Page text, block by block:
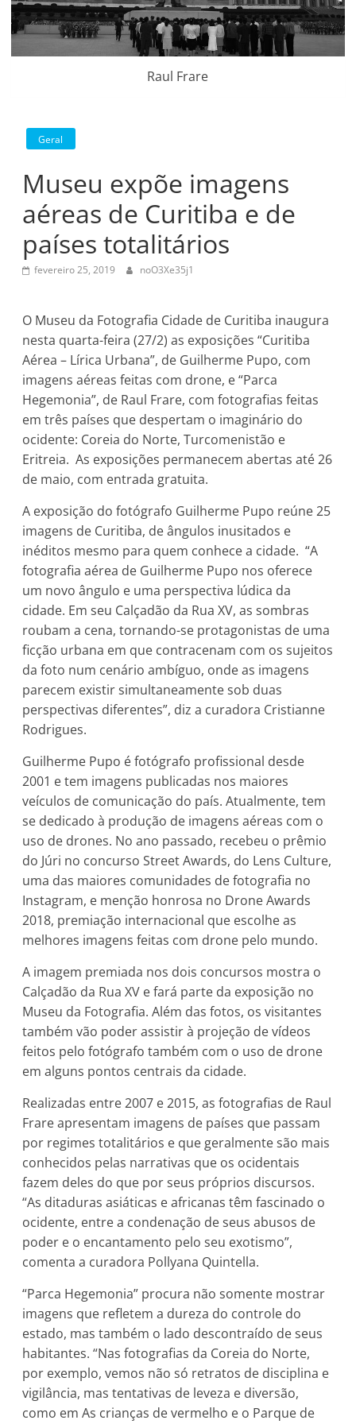
Raul Frare
Geral
Museu expõe imagens
aéreas de Curitiba e de
países totalitários
fevereiro 25, 2019 noO3Xe35j1
O Museu da Fotografia Cidade de Curitiba inaugura
nesta quarta-feira (27/2) as exposições “Curitiba
Aérea – Lírica Urbana”, de Guilherme Pupo, com
imagens aéreas feitas com drone, e “Parca
Hegemonia”, de Raul Frare, com fotografias feitas
em três países que despertam o imaginário do
ocidente: Coreia do Norte, Turcomenistão e
Eritreia. As exposições permanecem abertas até 26
de maio, com entrada gratuita.
A exposição do fotógrafo Guilherme Pupo reúne 25
imagens de Curitiba, de ângulos inusitados e
inéditos mesmo para quem conhece a cidade. “A
fotografia aérea de Guilherme Pupo nos oferece
um novo ângulo e uma perspectiva lúdica da
cidade. Em seu Calçadão da Rua XV, as sombras
roubam a cena, tornando-se protagonistas de uma
ficção urbana em que contracenam com os sujeitos
da foto num cenário ambíguo, onde as imagens
parecem existir simultaneamente sob duas
perspectivas diferentes”, diz a curadora Cristianne
Rodrigues.
Guilherme Pupo é fotógrafo profissional desde
2001 e tem imagens publicadas nos maiores
veículos de comunicação do país. Atualmente, tem
se dedicado à produção de imagens aéreas com o
uso de drones. No ano passado, recebeu o prêmio
do Júri no concurso Street Awards, do Lens Culture,
uma das maiores comunidades de fotografia no
Instagram, e menção honrosa no Drone Awards
2018, premiação internacional que escolhe as
melhores imagens feitas com drone pelo mundo.
A imagem premiada nos dois concursos mostra o
Calçadão da Rua XV e fará parte da exposição no
Museu da Fotografia. Além das fotos, os visitantes
também vão poder assistir à projeção de vídeos
feitos pelo fotógrafo também com o uso de drone
em alguns pontos centrais da cidade.
Realizadas entre 2007 e 2015, as fotografias de Raul
Frare apresentam imagens de países que passam
por regimes totalitários e que geralmente são mais
conhecidos pelas narrativas que os ocidentais
fazem deles do que por seus próprios discursos.
“As ditaduras asiáticas e africanas têm fascinado o
ocidente, entre a condenação de seus abusos de
poder e o encantamento pelo seu exotismo”,
comenta a curadora Pollyana Quintella.
“Parca Hegemonia” procura não somente mostrar
imagens que refletem a dureza do controle do
estado, mas também o lado descontraído de seus
habitantes. “Nas fotografias da Coreia do Norte,
por exemplo, vemos não só retratos de disciplina e
vigilância, mas tentativas de leveza e diversão,
como em As crianças de vermelho e o Parque de